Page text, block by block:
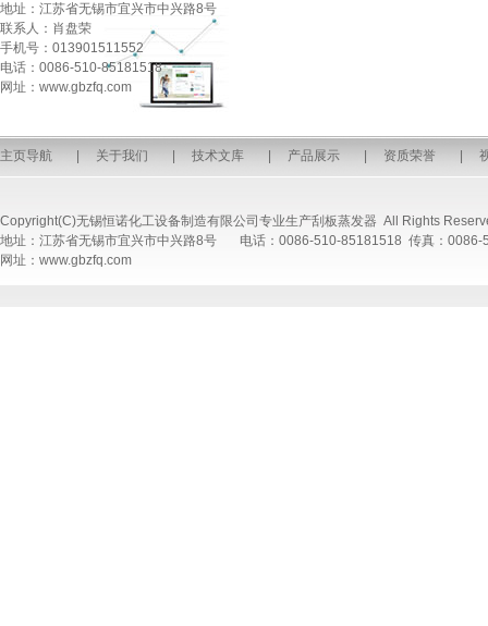
地址：江苏省无锡市宜兴市中兴路8号
联系人：肖盘荣
手机号：013901511552
电话：0086-510-85181518
网址：www.gbzfq.com
主页导航 关于我们 技术文库 产品展示 资质荣誉
Copyright(C)无锡恒诺化工设备制造有限公司专业生产刮板蒸发器 All Rights
地址：江苏省无锡市宜兴市中兴路8号 电话：0086-510-85181518 传真：0086-
网址：www.gbzfq.com